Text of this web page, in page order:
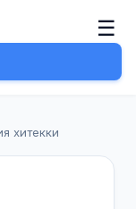
☰
хитекки